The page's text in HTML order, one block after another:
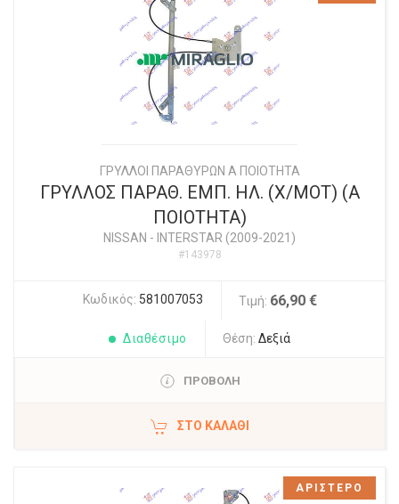
ΓΡΥΛΛΟΙ ΠΑΡΑΘΥΡΩΝ Α ΠΟΙΟΤΗΤΑ
ΓΡΥΛΛΟΣ ΠΑΡΑΘ. ΕΜΠ. ΗΛ. (Χ/ΜΟΤ) (Α
ΠΟΙΟΤΗΤΑ)
NISSAN - INTERSTAR (2009-2021)
#143978
Κωδικός: 581007053 Τιμή: 66,90 €
Διαθέσιμο Θέση: Δεξιά
ΠΡΟΒΟΛΗ
ΣΤΟ ΚΑΛΆΘΙ
ΑΡΙΣΤΕΡΟ